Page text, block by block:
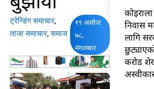
ट्रेन्डिंग समाचार,
ताजा समाचार,समाज
१९ असोज
७८,
मंगलबार
कोइराला
निवास
लागि
करोड